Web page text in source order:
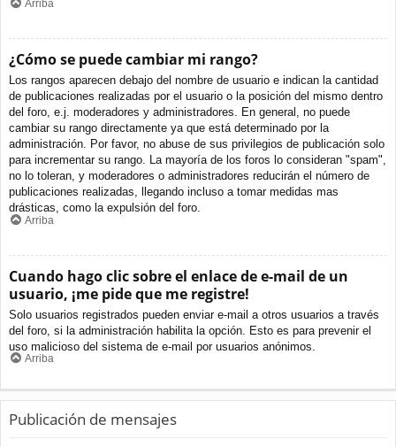
Arriba
¿Cómo se puede cambiar mi rango?
Los rangos aparecen debajo del nombre de usuario e indican la cantidad
de publicaciones realizadas por el usuario o la posición del mismo dentro
del foro, e.j. moderadores y administradores. En general, no puede
cambiar su rango directamente ya que está determinado por la
administración. Por favor, no abuse de sus privilegios de publicación solo
para incrementar su rango. La mayoría de los foros lo consideran "spam",
no lo toleran, y moderadores o administradores reducirán el número de
publicaciones realizadas, llegando incluso a tomar medidas mas
drásticas, como la expulsión del foro.
Arriba
Cuando hago clic sobre el enlace de e-mail de un
usuario, ¡me pide que me registre!
Solo usuarios registrados pueden enviar e-mail a otros usuarios a través
del foro, si la administración habilita la opción. Esto es para prevenir el
uso malicioso del sistema de e-mail por usuarios anónimos.
Arriba
Publicación de mensajes